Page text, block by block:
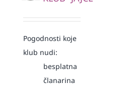
Pogodnosti koje
klub nudi:
besplatna
članarina